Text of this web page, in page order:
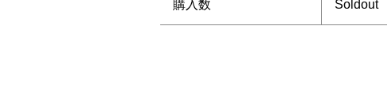
購入数 Soldout